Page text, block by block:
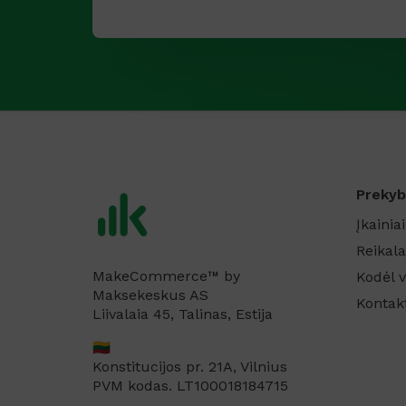
MakeCommerce™ by
Maksekeskus AS
Liivalaia 45, Talinas, Estija
🇱🇹
Konstitucijos pr. 21A, Vilnius
PVM kodas. LT100018184715
Įkainiai
Kodėl